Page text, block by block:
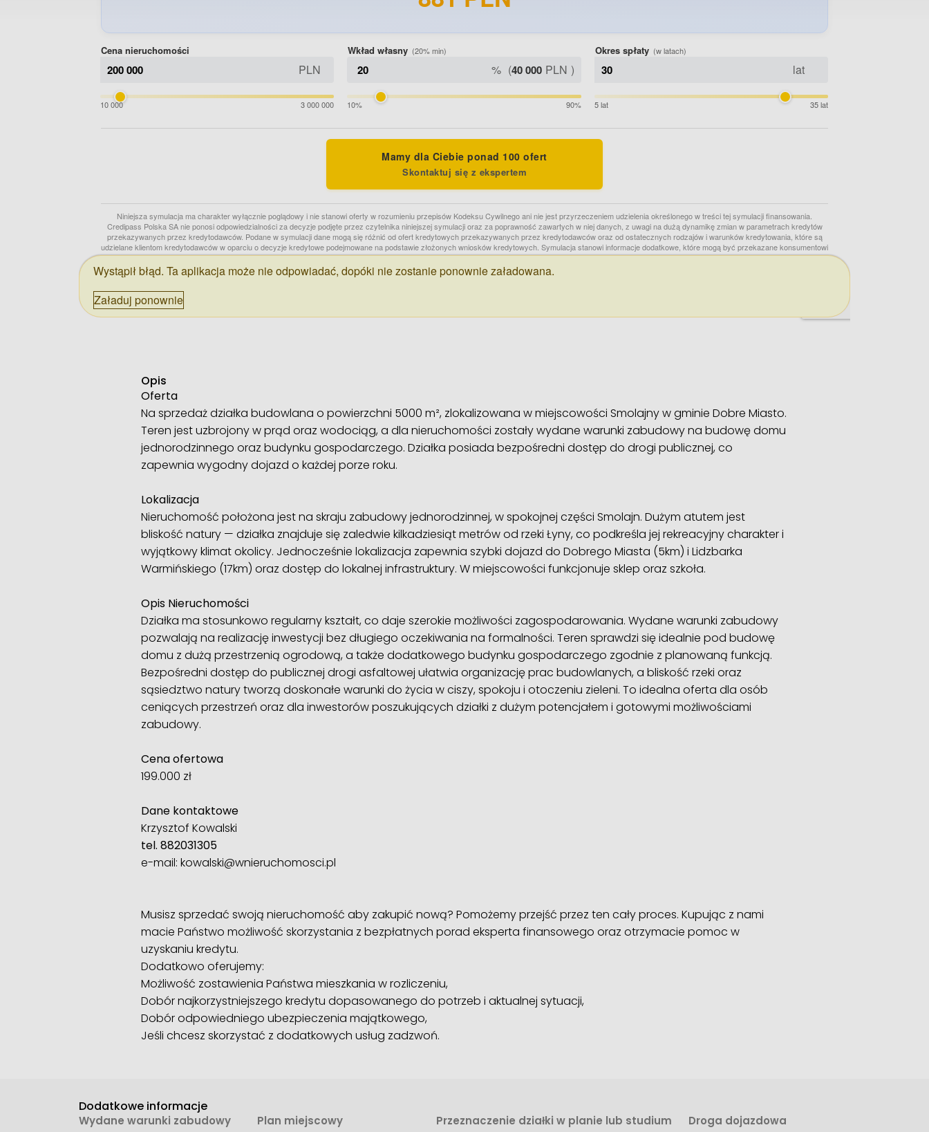
Opis
Oferta
Na sprzedaż działka budowlana o powierzchni 5000 m², zlokalizowana w miejscowości Smolajny w gminie Dobre Miasto.
Teren jest uzbrojony w prąd oraz wodociąg, a dla nieruchomości zostały wydane warunki zabudowy na budowę domu
jednorodzinnego oraz budynku gospodarczego. Działka posiada bezpośredni dostęp do drogi publicznej, co
zapewnia wygodny dojazd o każdej porze roku.
Lokalizacja
Nieruchomość położona jest na skraju zabudowy jednorodzinnej, w spokojnej części Smolajn. Dużym atutem jest
bliskość natury — działka znajduje się zaledwie kilkadziesiąt metrów od rzeki Łyny, co podkreśla jej rekreacyjny charakter i
wyjątkowy klimat okolicy. Jednocześnie lokalizacja zapewnia szybki dojazd do Dobrego Miasta (5km) i Lidzbarka
Warmińskiego (17km) oraz dostęp do lokalnej infrastruktury. W miejscowości funkcjonuje sklep oraz szkoła.
Opis Nieruchomości
Działka ma stosunkowo regularny kształt, co daje szerokie możliwości zagospodarowania. Wydane warunki zabudowy
pozwalają na realizację inwestycji bez długiego oczekiwania na formalności. Teren sprawdzi się idealnie pod budowę
domu z dużą przestrzenią ogrodową, a także dodatkowego budynku gospodarczego zgodnie z planowaną funkcją.
Bezpośredni dostęp do publicznej drogi asfaltowej ułatwia organizację prac budowlanych, a bliskość rzeki oraz
sąsiedztwo natury tworzą doskonałe warunki do życia w ciszy, spokoju i otoczeniu zieleni. To idealna oferta dla osób
ceniących przestrzeń oraz dla inwestorów poszukujących działki z dużym potencjałem i gotowymi możliwościami
zabudowy.
Cena ofertowa
199.000 zł
Dane kontaktowe
Krzysztof Kowalski
tel. 882031305
e-mail: kowalski@wnieruchomosci.pl
Musisz sprzedać swoją nieruchomość aby zakupić nową? Pomożemy przejść przez ten cały proces. Kupując z nami
macie Państwo możliwość skorzystania z bezpłatnych porad eksperta finansowego oraz otrzymacie pomoc w
uzyskaniu kredytu.
Dodatkowo oferujemy:
Możliwość zostawienia Państwa mieszkania w rozliczeniu,
Dobór najkorzystniejszego kredytu dopasowanego do potrzeb i aktualnej sytuacji,
Dobór odpowiedniego ubezpieczenia majątkowego,
Jeśli chcesz skorzystać z dodatkowych usług zadzwoń.
Dodatkowe informacje
Wydane warunki zabudowy
Plan miejscowy
Przeznaczenie działki w planie lub studium
Droga dojazdowa